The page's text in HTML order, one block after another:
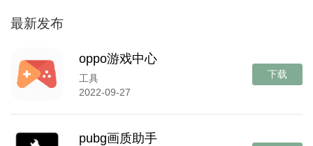
最新发布
oppo游戏中心
工具
2022-09-27
下载
pubg画质助手